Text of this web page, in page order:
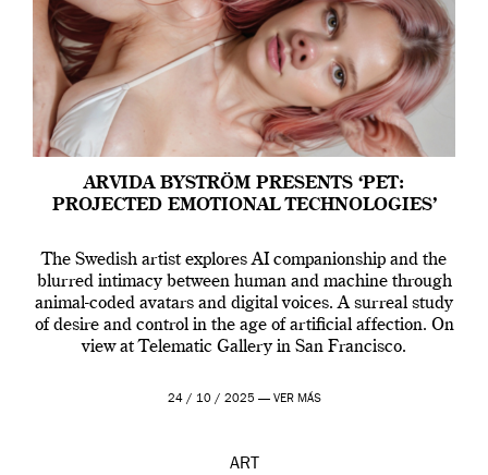
ARVIDA BYSTRÖM PRESENTS ‘PET:
PROJECTED EMOTIONAL TECHNOLOGIES’
The Swedish artist explores AI companionship and the
blurred intimacy between human and machine through
animal-coded avatars and digital voices. A surreal study
of desire and control in the age of artificial affection. On
view at Telematic Gallery in San Francisco.
24 / 10 / 2025 — VER MÁS
ART